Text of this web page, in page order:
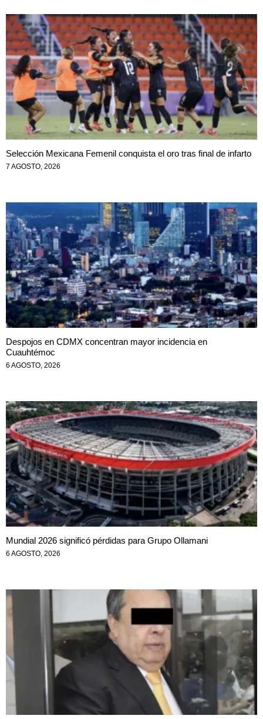
Selección Mexicana Femenil conquista el oro tras final de infarto
7 AGOSTO, 2026
Despojos en CDMX concentran mayor incidencia en
Cuauhtémoc
6 AGOSTO, 2026
Mundial 2026 significó pérdidas para Grupo Ollamani
6 AGOSTO, 2026